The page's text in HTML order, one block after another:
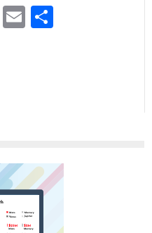
WhatsApp
Email